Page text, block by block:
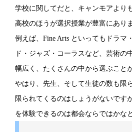
学校に関してだと、キャンモアより
高校のほうが選択授業が豊富にあり
例えば、Fine Arts といってもドラマ
ド・ジャズ・コーラスなど、芸術の
幅広く、たくさんの中から選ぶこと
やはり、先生、そして生徒の数も限
限られてくるのはしょうがないです
を体験できるのは都会ならではかな